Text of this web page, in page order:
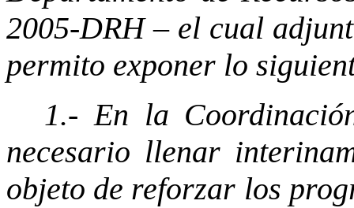
2005-DRH – el cual
permito exponer lo
1.- En la
necesario llenar
objeto de reforzar los